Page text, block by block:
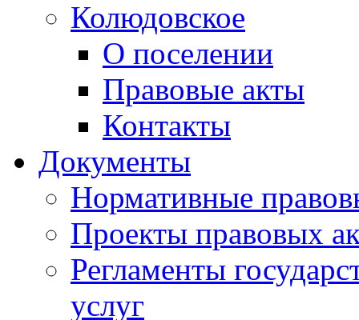
Колюдовское
О поселении
Правовые акты
Контакты
Документы
Нормативные
Проекты правовых
Регламенты
услуг